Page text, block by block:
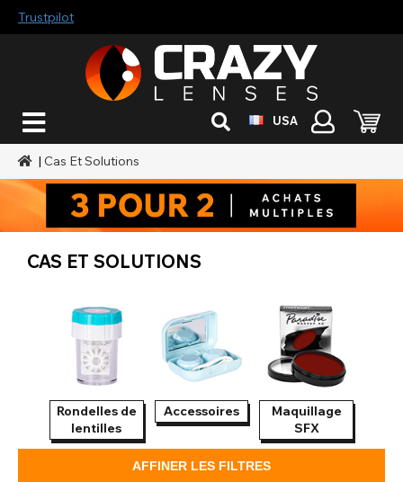
Trustpilot
USA
| Cas Et Solutions
CAS ET SOLUTIONS
Rondelles de
lentilles
Accessoires
Maquillage
SFX
AFFINER LES FILTRES